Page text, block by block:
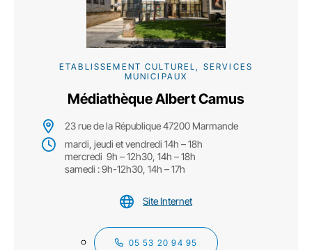
ETABLISSEMENT CULTUREL, SERVICES
MUNICIPAUX
Médiathèque Albert Camus
23 rue de la République 47200 Marmande
mardi, jeudi et vendredi 14h – 18h
mercredi 9h – 12h30, 14h – 18h
samedi : 9h-12h30, 14h – 17h
Site Internet
05 53 20 94 95